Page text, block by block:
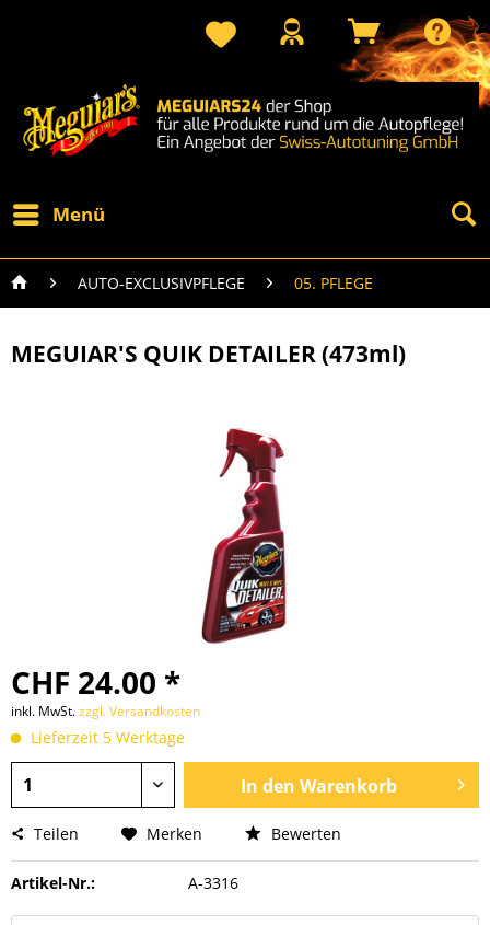
Menü
AUTO-EXCLUSIVPFLEGE 05. PFLEGE
MEGUIAR'S QUIK DETAILER (473ml)
CHF 24.00 *
inkl. MwSt.zzgl. Versandkosten
Lieferzeit 5 Werktage
In den Warenkorb
Teilen Merken Bewerten
Artikel-Nr.: A-3316